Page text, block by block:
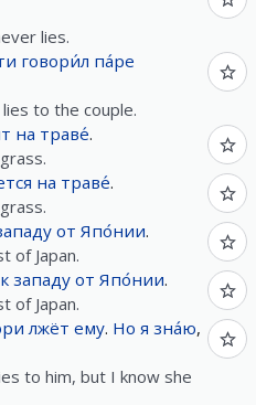
lies.
говори́л па́ре
to the couple.
на траве́.
на траве́.
от Япо́нии.
of Japan.
к западу от Япо́нии.
of Japan.
лжёт ему. Но я зна́ю,
to him, but I know she